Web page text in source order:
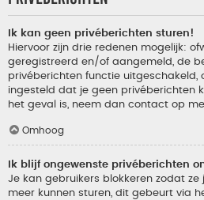
Ik kan geen privéberichten sturen!
Hiervoor zijn drie redenen mogelijk:
geregistreerd en/of aangemeld, de
privéberichten functie uitgeschakeld,
ingesteld dat je geen privéberichten
het geval is, neem dan contact op
Omhoog
Ik blijf ongewenste privéberichten
Je kan gebruikers blokkeren zodat
meer kunnen sturen, dit gebeurt via